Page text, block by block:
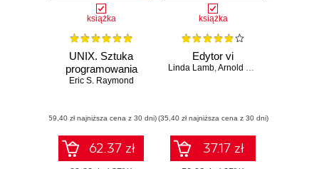
książka
UNIX. Sztuka
programowania
Eric S. Raymond
(59,40 zł najniższa cena z 30 dni)
62.37 zł
książka
Edytor vi
Linda Lamb,Arnold Robbins
(35,40 zł najniższa cena z 30 dni)
37.17 zł